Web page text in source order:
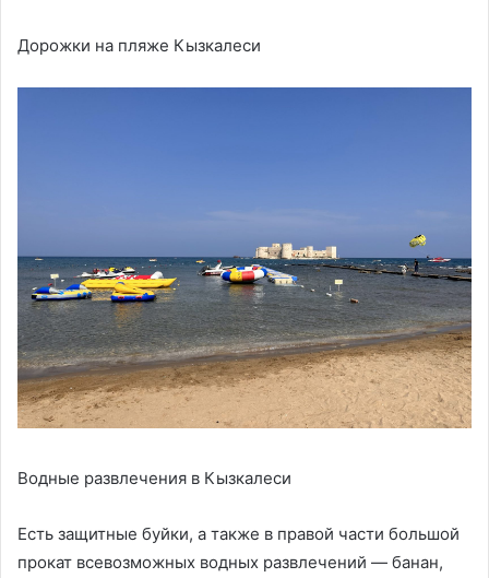
Дорожки на пляже Кызкалеси
Водные развлечения в Кызкалеси
Есть защитные буйки, а также в правой части большой
прокат всевозможных водных развлечений — банан,